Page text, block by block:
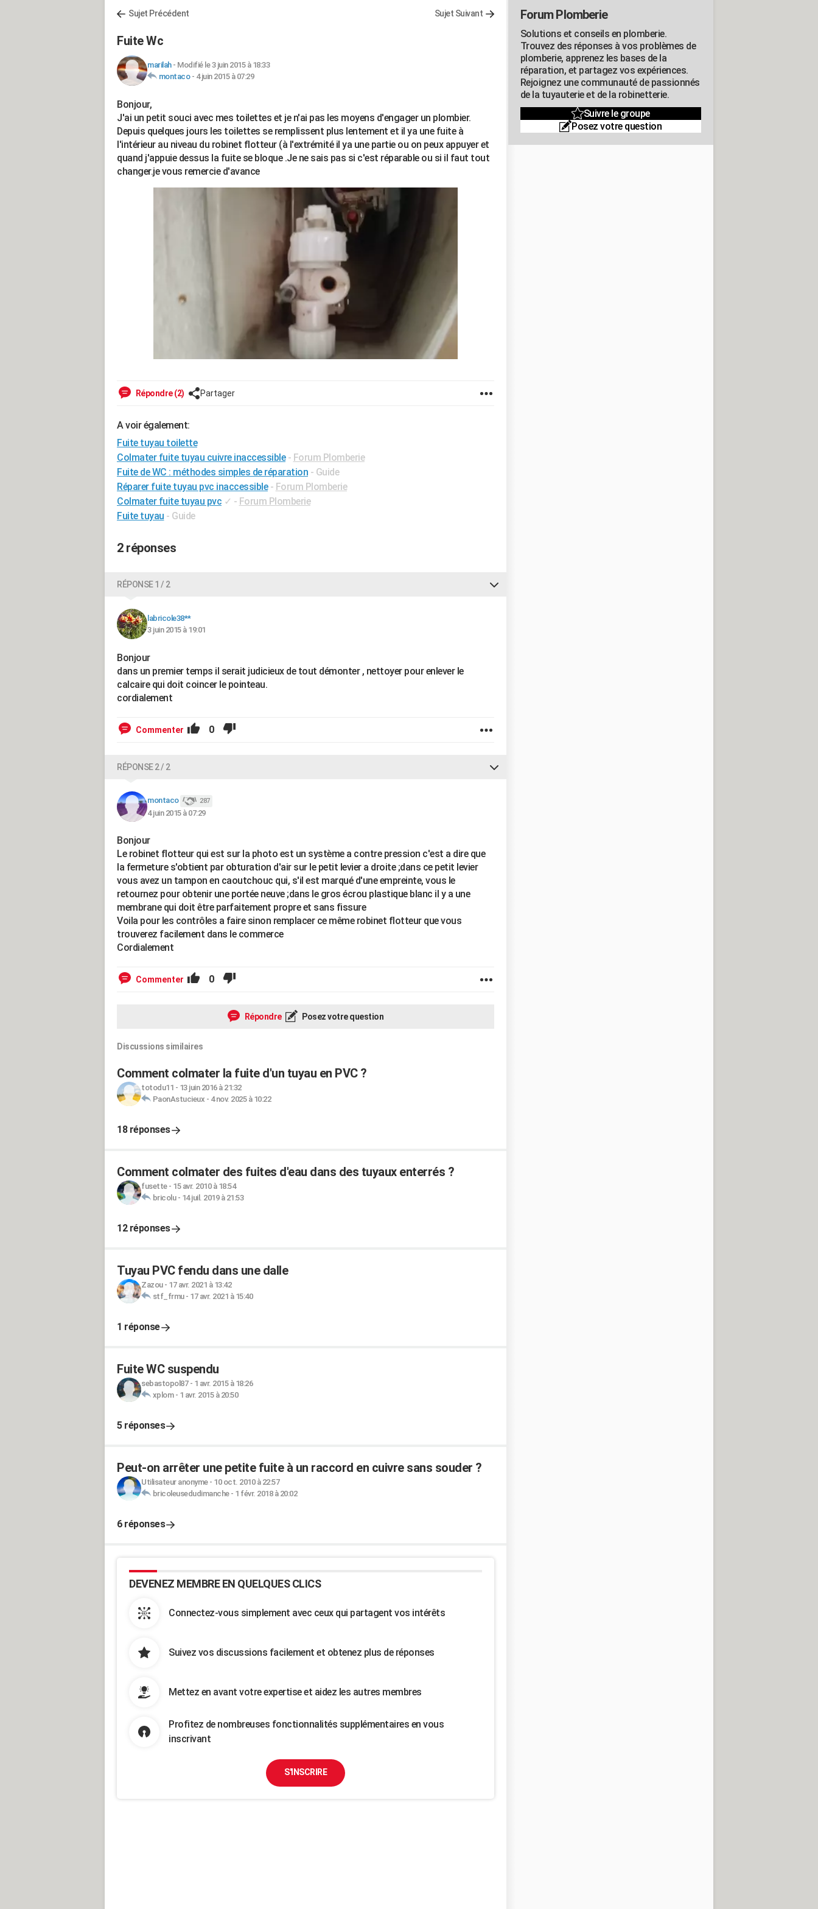
Sujet Précédent Sujet Suivant
Fuite Wc
marilah- Modifié le 3 juin 2015 à 18:33
montaco- 4 juin 2015 à 07:29
Bonjour,
J'ai un petit souci avec mes toilettes et je n'ai pas les moyens d'engager un plombier.
Depuis quelques jours les toilettes se remplissent plus lentement et il ya une fuite à
l'intérieur au niveau du robinet flotteur (à l'extrémité il ya une partie ou on peux appuyer et
quand j'appuie dessus la fuite se bloque .Je ne sais pas si c'est réparable ou si il faut tout
changer.je vous remercie d'avance
Répondre (2) Partager
A voir également:
Fuite tuyau toilette
Colmater fuite tuyau cuivre inaccessible - Forum Plomberie
Fuite de WC : méthodes simples de réparation - Guide
Réparer fuite tuyau pvc inaccessible - Forum Plomberie
Colmater fuite tuyau pvc ✓ - Forum Plomberie
Fuite tuyau - Guide
2 réponses
RÉPONSE 1 / 2
labricole38**
3 juin 2015 à 19:01
Bonjour
dans un premier temps il serait judicieux de tout démonter , nettoyer pour enlever le
calcaire qui doit coincer le pointeau.
cordialement
Commenter 0
RÉPONSE 2 / 2
montaco 287
4 juin 2015 à 07:29
Bonjour
Le robinet flotteur qui est sur la photo est un système a contre pression c'est a dire que
la fermeture s'obtient par obturation d'air sur le petit levier a droite ;dans ce petit levier
vous avez un tampon en caoutchouc qui, s'il est marqué d'une empreinte, vous le
retournez pour obtenir une portée neuve ;dans le gros écrou plastique blanc il y a une
membrane qui doit être parfaitement propre et sans fissure
Voila pour les contrôles a faire sinon remplacer ce même robinet flotteur que vous
trouverez facilement dans le commerce
Cordialement
Commenter 0
Répondre Posez votre question
Discussions similaires
Comment colmater la fuite d'un tuyau en PVC ?
totodu11 - 13 juin 2016 à 21:32
PaonAstucieux - 4 nov. 2025 à 10:22
18 réponses
Comment colmater des fuites d'eau dans des tuyaux enterrés ?
fusette- 15 avr. 2010 à 18:54
bricolu- 14 juil. 2019 à 21:53
12 réponses
Tuyau PVC fendu dans une dalle
Zazou- 17 avr. 2021 à 13:42
stf_frmu- 17 avr. 2021 à 15:40
1 réponse
Fuite WC suspendu
sebastopol87- 1 avr. 2015 à 18:26
xplom- 1 avr. 2015 à 20:50
5 réponses
Peut-on arrêter une petite fuite à un raccord en cuivre sans souder ?
Utilisateur anonyme- 10 oct. 2010 à 22:57
bricoleusedudimanche- 1 févr. 2018 à 20:02
6 réponses
DEVENEZ MEMBRE EN QUELQUES CLICS
Connectez-vous simplement avec ceux qui partagent vos intérêts
Suivez vos discussions facilement et obtenez plus de réponses
Mettez en avant votre expertise et aidez les autres membres
Profitez de nombreuses fonctionnalités supplémentaires en vous
inscrivant
S'INSCRIRE
Forum Plomberie
Solutions et conseils en plomberie.
Trouvez des réponses à vos problèmes de
plomberie, apprenez les bases de la
réparation, et partagez vos expériences.
Rejoignez une communauté de passionnés
de la tuyauterie et de la robinetterie.
Suivre le groupe
Posez votre question